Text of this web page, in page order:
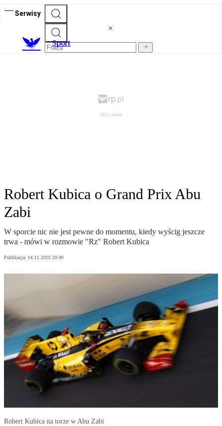
Serwisy
Sport
Robert Kubica o Grand Prix Abu
Zabi
W sporcie nic nie jest pewne do momentu, kiedy wyścig jeszcze
trwa - mówi w rozmowie "Rz" Robert Kubica
Publikacja: 14.11.2010 20:49
Robert Kubica na torze w Abu Zabi